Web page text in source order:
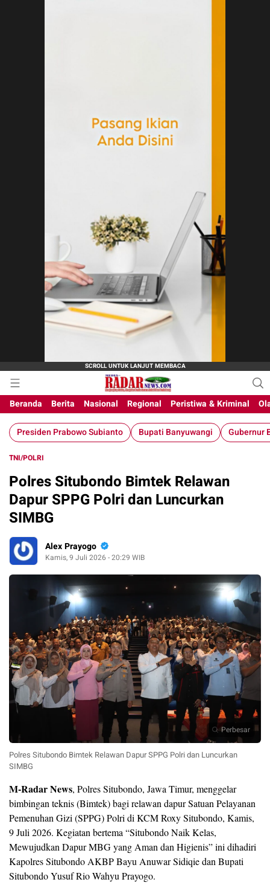
Beranda Berita Nasional Regional Peristiwa & Kriminal
Presiden Prabowo Subianto Bupati Banyuwangi Gubernur
TNI/POLRI
Polres Situbondo Bimtek Relawan
Dapur SPPG Polri dan Luncurkan
SIMBG
Alex Prayogo
Kamis, 9 Juli 2026 - 20:29 WIB
Perbesar
Polres Situbondo Bimtek Relawan Dapur SPPG Polri dan Luncurkan
SIMBG
M-Radar News, Polres Situbondo, Jawa Timur, menggelar
bimbingan teknis (Bimtek) bagi relawan dapur Satuan Pelayanan
Pemenuhan Gizi (SPPG) Polri di KCM Roxy Situbondo, Kamis,
9 Juli 2026. Kegiatan bertema “Situbondo Naik Kelas,
Mewujudkan Dapur MBG yang Aman dan Higienis” ini dihadiri
Kapolres Situbondo AKBP Bayu Anuwar Sidiqie dan Bupati
Situbondo Yusuf Rio Wahyu Prayogo.